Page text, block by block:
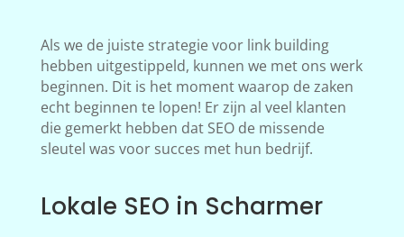
Als we de juiste strategie voor link building
hebben uitgestippeld, kunnen we met ons werk
beginnen. Dit is het moment waarop de zaken
echt beginnen te lopen! Er zijn al veel klanten
die gemerkt hebben dat SEO de missende
sleutel was voor succes met hun bedrijf.
Lokale SEO in Scharmer